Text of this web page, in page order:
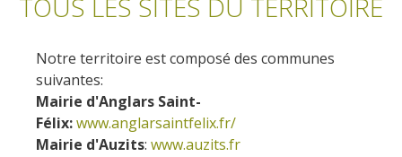
Les
incontournables
Belcastel, village et château
Bournazel, village et château
Randonnée
pédestre
En vélo, à vtt
Gîtes et locations
TOUS LES SITES DU TERRITOIRE
Notre territoire est composé des communes
suivantes:
Mairie d'Anglars Saint-
Félix:www.anglarsaintfelix.fr/
Mairie d'Auzits: www.auzits.fr